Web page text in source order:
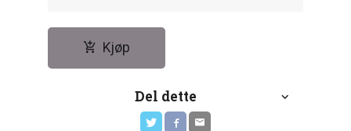
Kjøp
Del dette